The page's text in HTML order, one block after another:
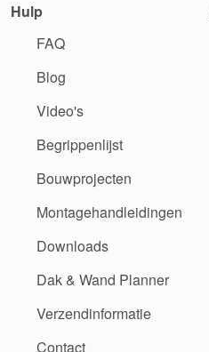
Hulp
FAQ
Blog
Video's
Begrippenlijst
Bouwprojecten
Montagehandleidingen
Downloads
Dak & Wand Planner
Verzendinformatie
Contact